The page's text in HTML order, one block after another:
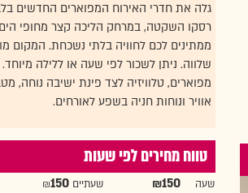
גלה את חדרי האירוח המפוארים החדשים
רסקו השקטה, במרחק הליכה קצר מחופי הים
ממתינים לכם לחוויה בלתי נשכחת. המקום
שלווה. ניתן לשכור לפי שעה או ללילה
מפוארים, טלוויזיה לצד פינת ישיבה נוחה,
אוויר ונוחות חניה בשפע לאורחים.
טווח מחירים לפי שעות
שעה ₪150 שעתיים ₪ 150